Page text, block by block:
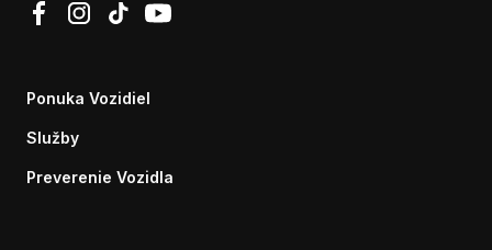
Ponuka Vozidiel
Služby
Preverenie Vozidla